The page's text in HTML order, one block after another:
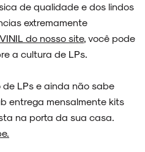
de qualidade e dos lindos
extremamente
do nosso site, você pode
a cultura de LPs.
LPs e ainda não sabe
entrega mensalmente kits
na porta da sua casa.